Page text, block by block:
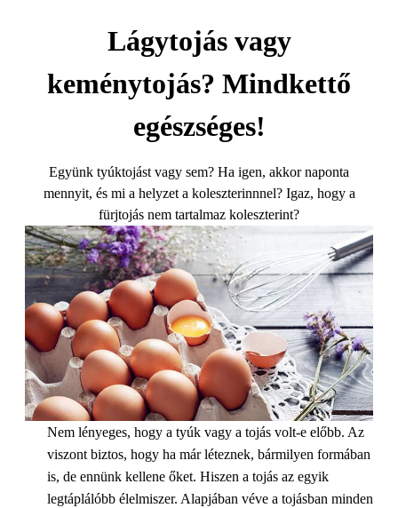
Lágytojás vagy
keménytojás? Mindkettő
egészséges!
Együnk tyúktojást vagy sem? Ha igen, akkor naponta
mennyit, és mi a helyzet a koleszterinnnel? Igaz, hogy a
fürjtojás nem tartalmaz koleszterint?
Nem lényeges, hogy a tyúk vagy a tojás volt-e előbb. Az
viszont biztos, hogy ha már léteznek, bármilyen formában
is, de ennünk kellene őket. Hiszen a tojás az egyik
legtáplálóbb élelmiszer. Alapjában véve a tojásban minden